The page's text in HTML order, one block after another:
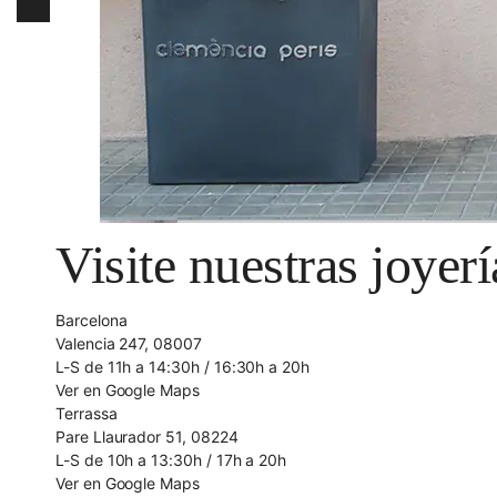
Visite nuestras
Barcelona
Valencia 247, 08007
L-S de 11h a 14:30h / 16:30h a 20h
Ver en Google Maps
Terrassa
Pare Llaurador 51, 08224
L-S de 10h a 13:30h / 17h a 20h
Ver en Google Maps